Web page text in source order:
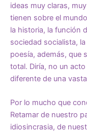
ideas muy claras,
tienen sobre el
la historia, la función
sociedad socialista,
poesía, además, que
total. Diría, no un
diferente de una
Por lo mucho que
Retamar de nuestro
idiosincrasia, de